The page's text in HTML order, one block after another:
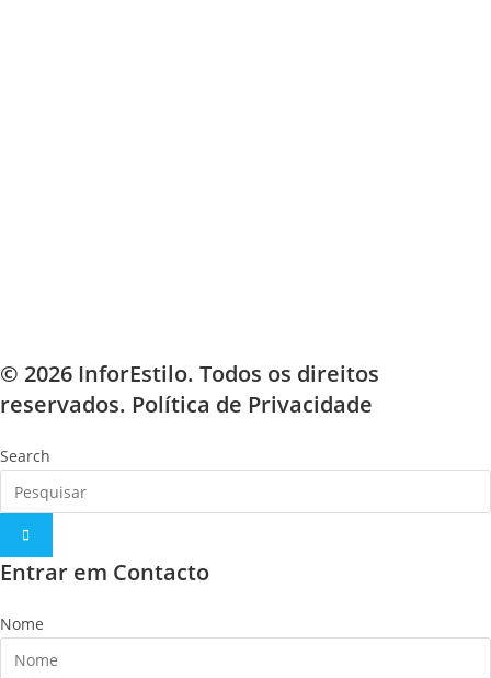
© 2026 InforEstilo. Todos os direitos
reservados. Política de Privacidade
Search
Entrar em Contacto
Nome